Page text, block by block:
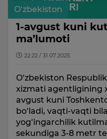
O‘zbekiston
1-avgust kuni
ma’lumoti
22:22 / 31.07.2025
O‘zbekiston
xizmati agentligining
avgust kuni
bo‘ladi, vaqti-vaqti
yog‘ingarchilik
sekundiga 3-8 metr